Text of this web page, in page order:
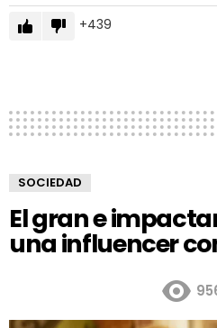
439
SOCIEDAD
El gran e
una influencer